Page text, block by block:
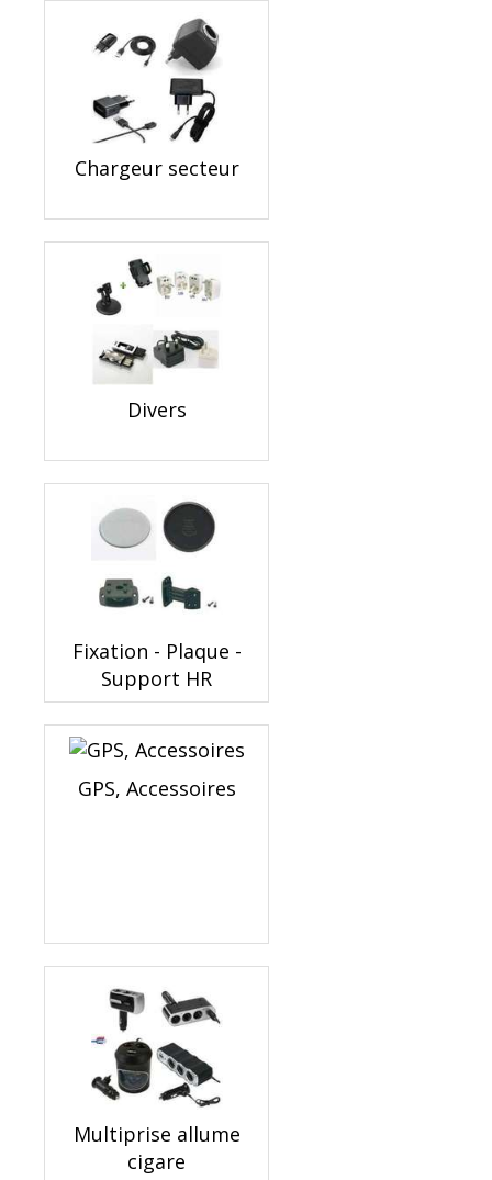
Chargeur secteur
Divers
Fixation - Plaque -
Support HR
GPS, Accessoires
Multiprise allume
cigare